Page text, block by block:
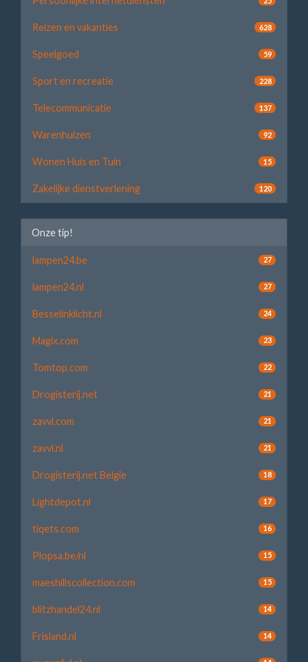
Reizen en vakanties 628
Speelgoed 59
Sport en recreatie 228
Telecommunicatie 137
Warenhuizen 92
Wonen Huis en Tuin 15
Zakelijke dienstverlening 120
Onze tip!
lampen24.be 27
lampen24.nl 27
Besselinklicht.nl 24
Magix.com 23
Tomtop.com 22
Drogisterij.net 21
zavvi.com 21
zavvi.nl 21
Drogisterij.net Belgie 18
Lightdepot.nl 17
tiqets.com 16
Plopsa.be/nl 15
maeshillscollection.com 15
blitzhandel24.nl 14
Frisland.nl 14